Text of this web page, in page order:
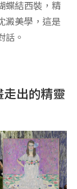
蝶結西裝，精
澱美學，這是
話。
出的精靈